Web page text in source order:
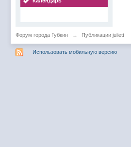
Форум города Губкин → Публикации juliett
Использовать мобильную версию